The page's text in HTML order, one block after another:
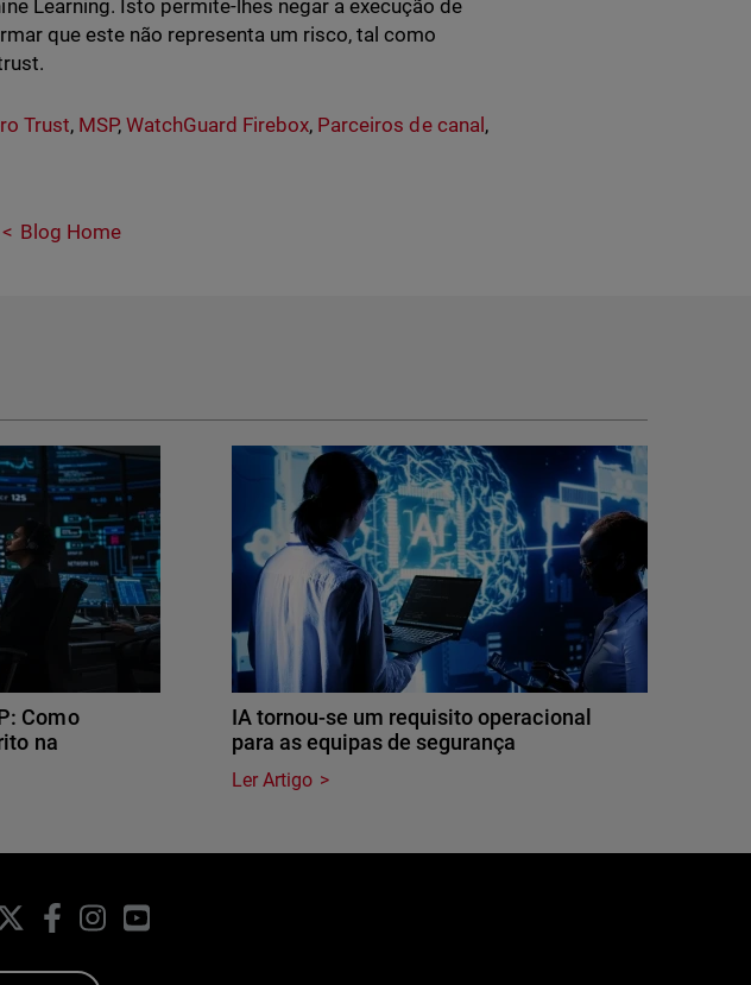
Learning. Isto permite-lhes negar a execução de
que este não representa um risco, tal como
Trust, MSP, WatchGuard Firebox, Parceiros de canal ,
Blog Home
Como
na
IA tornou-se um requisito operacional
para as equipas de segurança
Ler Artigo
Facebook
InstagramYouTube